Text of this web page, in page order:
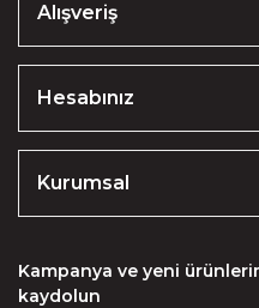
Alışveriş
Hesabınız
Kurumsal
Kampanya ve yeni
kaydolun